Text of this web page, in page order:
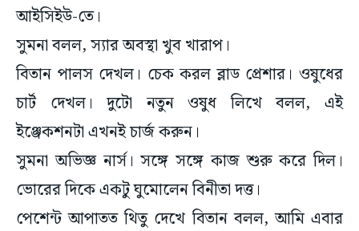
সুমনা বলল, স্যার অবস্থা খুব খারাপ।
বিতান পালস দেখল। চেক করল ব্লাড প্রেশার। ওষুধের
চার্ট দেখল। দুটো নতুন ওষুধ লিখে বলল, এই
ইঞ্জেকশনটা এখনই চার্জ করুন।
সুমনা অভিজ্ঞ নার্স। সঙ্গে সঙ্গে কাজ শুরু করে দিল।
ভোরের দিকে একটু ঘুমোলেন বিনীতা দত্ত।
পেশেন্ট আপাতত থিতু দেখে বিতান বলল, আমি এবার
একটু ঘুমোতে যাচ্ছি। আজ আবার আমার নাইট ডিউটি।